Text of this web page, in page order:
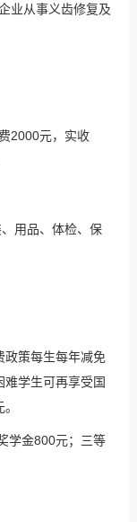
业从事义齿修复及
2000元，实收
用品、体检、保
政策每生每年减免
学生可再享受国
学金800元；三等